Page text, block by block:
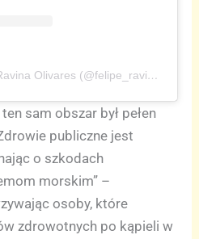
A post shared by Felipe Ravina Olivares (@felipe_ravina)
sam obszar był pełen
publiczne jest
o szkodach
morskim” –
osoby, które
zdrowotnych po kąpieli w